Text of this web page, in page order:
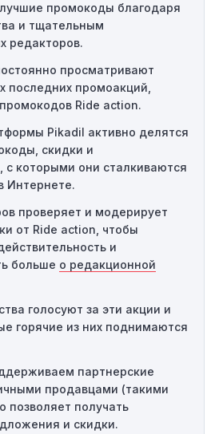
минимального
получить право на скидку. Если
указанному порогу,
Действие некоторых
ограничено определенными
Если вы находитесь за
региона, то код не будет
для однократного
код уже был использован кем-то
повторно.
кодов промокодов. В
обратиться за помощью в
промокоды благодаря
и тщательным
редакторов.
просматривают
последних промоакций,
Ride action.
Pikadil активно делятся
скидки и
которыми они сталкиваются
Интернете.
проверяет и модерирует
от Ride action, чтобы
и
больше о редакционной
голосуют за эти акции и
горячие из них поднимаются
партнерские
продавцами (такими
позволяет получать
и скидки.